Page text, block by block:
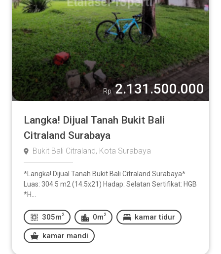
Rp 2.131.500.000
Langka! Dijual Tanah Bukit Bali
Citraland Surabaya
Bukit Bali Citraland, Kota Surabaya
*Langka! Dijual Tanah Bukit Bali Citraland Surabaya*
Luas: 304.5 m2 (14.5x21) Hadap: Selatan Sertifikat: HGB
*H...
305m 2 0m 2 kamar tidur
kamar mandi